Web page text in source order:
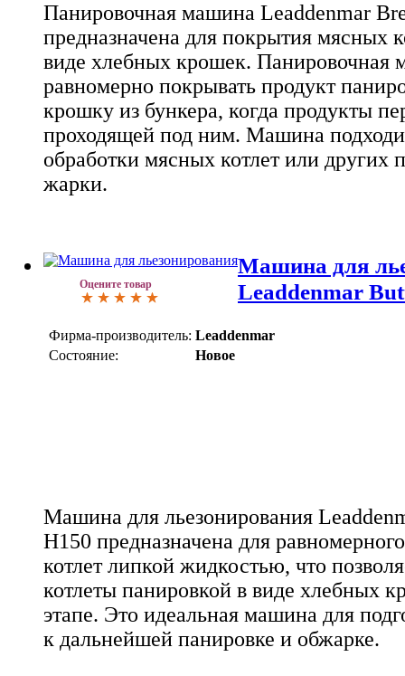
Панировочная машина Leaddenmar
предназначена для покрытия мясных
виде хлебных крошек. Панировочная
равномерно покрывать продукт
крошку из бункера, когда продукты
проходящей под ним. Машина
обработки мясных котлет или других
жарки.
Оцените товар
Машина для
Leaddenmar
Фирма-производитель: Leaddenmar
Состояние:
Новое
Машина для льезонирования
H150 предназначена для
котлет липкой жидкостью, что
котлеты панировкой в виде хлебных
этапе. Это идеальная машина для
к дальнейшей панировке и обжарке.